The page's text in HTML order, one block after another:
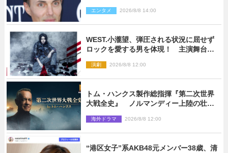
エンタメ 2026/8/8 14:00
WEST.小瀧望、弾圧される状況に屈せず
ロックを愛する男を体現！ 主演舞台
演劇 2026/8/8 12:00
トム・ハンクス製作総指揮『第二次世界
大戦全史』 ノルマンディー上陸の壮絶
海外ドラマ 2026/8/8 12:00
“港区女子”系AKB48元メンバー38歳、清